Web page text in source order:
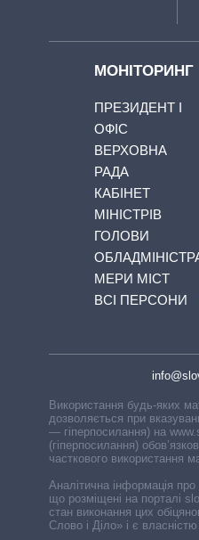
МОНІТОРИНГ
ПРЕЗИДЕНТ І
ОФІС
ВЕРХОВНА
РАДА
КАБІНЕТ
МІНІСТРІВ
ГОЛОВИ
МЕРИ МІСТ
ВСІ ПЕРСОНИ
Використання будь-яких
дозволяється при
— гіперпосилання) на
(гіперпосилання)
часткового використання
Аналітична інформація про
що розміщені на порталі
стан виконання цих
Слово і Діло» і є